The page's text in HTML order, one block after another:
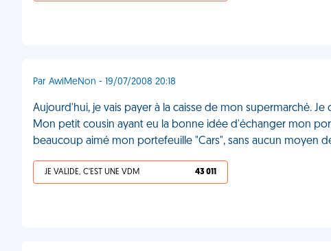
Par AwiMeNon - 19/07/2008 20:18
Aujourd'hui, je vais payer à la caisse de mon supermarché.
Mon petit cousin ayant eu la bonne idée d'échanger mon
beaucoup aimé mon portefeuille "Cars", sans aucun moyen
JE VALIDE, C'EST UNE VDM 43 011